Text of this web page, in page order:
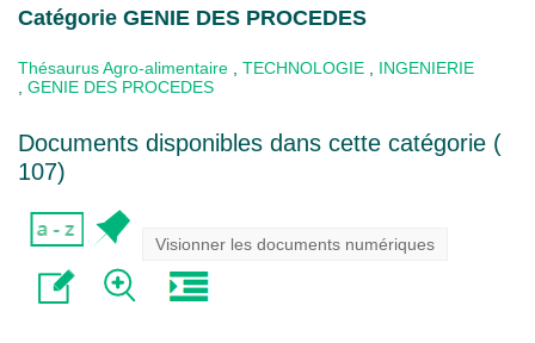
Catégorie GENIE DES PROCEDES
Thésaurus Agro-alimentaire TECHNOLOGIE
INGENIERIE
GENIE DES PROCEDES
Documents disponibles dans cette catégorie (
107)
Visionner les documents numériques